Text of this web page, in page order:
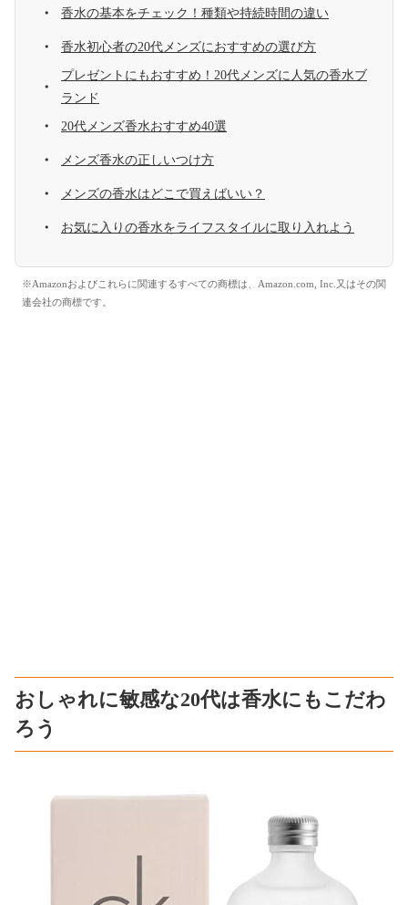
香水の基本をチェック！種類や持続時間の違い
香水初心者の20代メンズにおすすめの選び方
プレゼントにもおすすめ！20代メンズに人気の香水ブ
ランド
20代メンズ香水おすすめ40選
メンズ香水の正しいつけ方
メンズの香水はどこで買えばいい？
お気に入りの香水をライフスタイルに取り入れよう
※Amazonおよびこれらに関連するすべての商標は、Amazon.com, Inc.又はその関
連会社の商標です。
おしゃれに敏感な20代は香水にもこだわ
ろう